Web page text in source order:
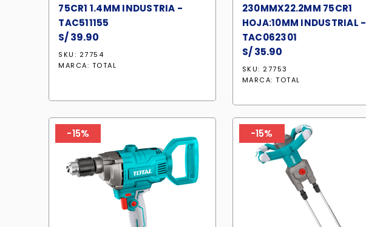
75CR1 1.4MM INDUSTRIA -
TAC511155
S/39.90
SKU: 27754
MARCA: TOTAL
230MMX22.2MM 75CR1
HOJA:10MM INDUSTRIAL -
TAC062301
S/35.90
SKU: 27753
MARCA:TOTAL
-15% -15%